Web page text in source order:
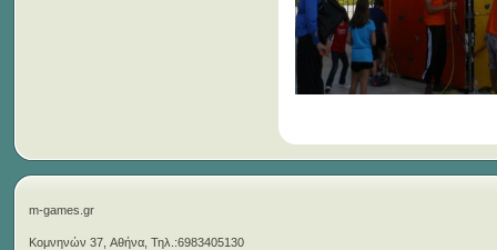
m-games.gr
Κομνηνών 37, Αθήνα, Τηλ.:6983405130